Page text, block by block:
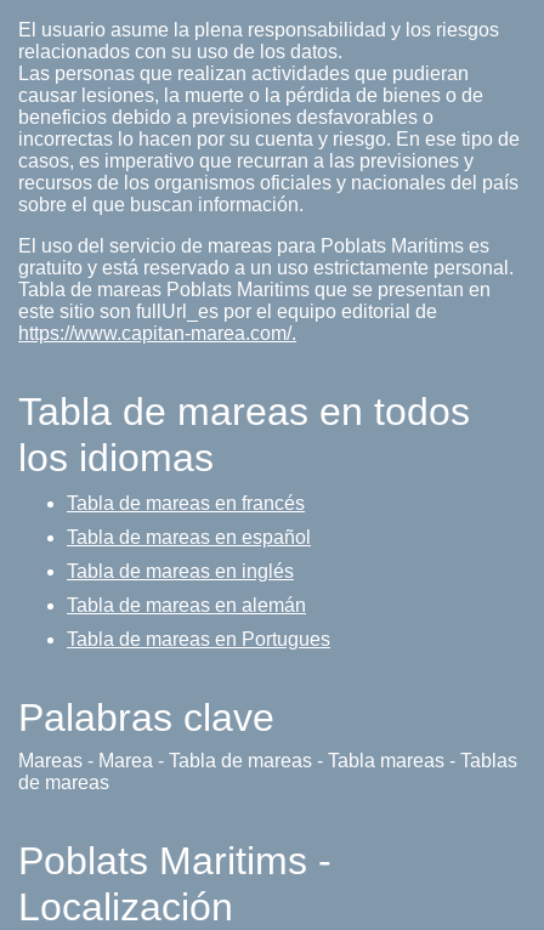
El usuario asume la plena responsabilidad y los riesgos
relacionados con su uso de los datos.
Las personas que realizan actividades que pudieran
causar lesiones, la muerte o la pérdida de bienes o de
beneficios debido a previsiones desfavorables o
incorrectas lo hacen por su cuenta y riesgo. En ese tipo de
casos, es imperativo que recurran a las previsiones y
recursos de los organismos oficiales y nacionales del país
sobre el que buscan información.
El uso del servicio de mareas para Poblats Maritims es
gratuito y está reservado a un uso estrictamente personal.
Tabla de mareas Poblats Maritims que se presentan en
este sitio son fullUrl_es por el equipo editorial de
https://www.capitan-marea.com/.
Tabla de mareas en todos
los idiomas
Tabla de mareas en francés
Tabla de mareas en español
Tabla de mareas en inglés
Tabla de mareas en alemán
Tabla de mareas en Portugues
Palabras clave
Mareas - Marea - Tabla de mareas - Tabla mareas - Tablas
de mareas
Poblats Maritims -
Localización